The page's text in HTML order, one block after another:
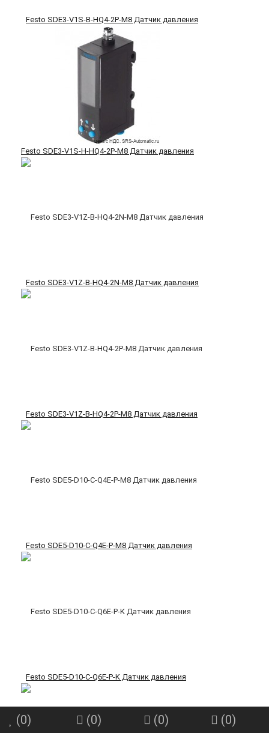
Festo SDE3-V1S-B-HQ4-2P-M8 Датчик давления
Festo SDE3-V1S-H-HQ4-2P-M8 Датчик давления
Festo SDE3-V1Z-B-HQ4-2N-M8 Датчик давления
Festo SDE3-V1Z-B-HQ4-2P-M8 Датчик давления
Festo SDE5-D10-C-Q4E-P-M8 Датчик давления
Festo SDE5-D10-C-Q6E-P-K Датчик давления
(0) (0) (0) (0)